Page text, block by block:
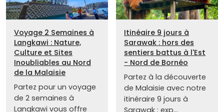
Voyage 2 Semaines à
Langkawi : Nature,
Culture et Sites
Inoubliables au Nord
de la Malaisie
Partez pour un voyage
de 2 semaines à
Langkawi vous offre
Itinéaire 9 jours à
Sarawak : hors des
sentiers battus à l'Est
- Nord de Bornéo
Partez à la découverte
de Malaisie avec notre
itinéraire 9 jours à
Sarawak : exp...